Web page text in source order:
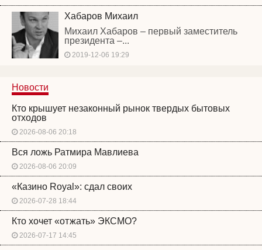
Хабаров Михаил
Михаил Хабаров – первый заместитель
президента –...
2019-12-06 19:29
Новости
Кто крышует незаконный рынок твердых бытовых
отходов
2026-08-06 20:18
Вся ложь Ратмира Мавлиева
2026-08-06 20:09
«Казино Royal»: сдал своих
2026-07-28 18:44
Кто хочет «отжать» ЭКСМО?
2026-07-17 14:45